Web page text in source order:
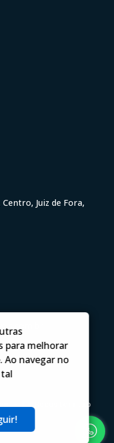
Juiz de Fora,
Robustcrm.io
para melhorar
Ao navegar no